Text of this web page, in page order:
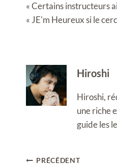
« Certains instructeurs
« JE'm Heureux si le
Hiroshi
Hiroshi,
une riche
guide les
Navigation
PRÉCÉDENT